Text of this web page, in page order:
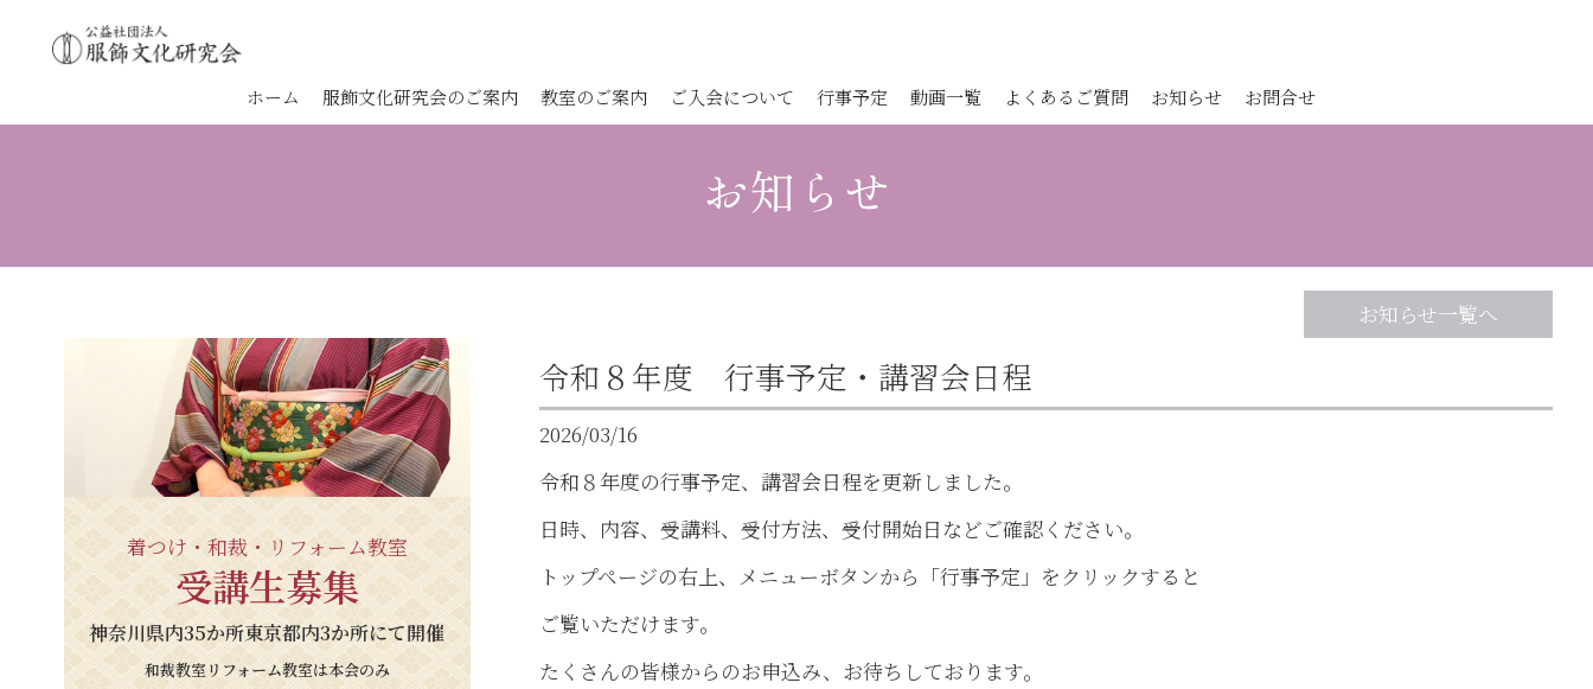
ホーム 服飾文化研究会のご案内 教室のご案内 ご入会について 行事予定 動画一覧 よくあるご質問 お知らせ お問合せ
お知らせ
お知らせ一覧へ
令和８年度 行事予定・講習会日程
2026/03/16
令和８年度の行事予定、講習会日程を更新しました。
日時、内容、受講料、受付方法、受付開始日などご確認ください。
トップページの右上、メニューボタンから「行事予定」をクリックすると
ご覧いただけます。
たくさんの皆様からのお申込み、お待ちしております。
着つけ・和裁・リフォーム教室
受講生募集
神奈川県内35か所東京都内3か所にて開催
和裁教室リフォーム教室は本会のみ